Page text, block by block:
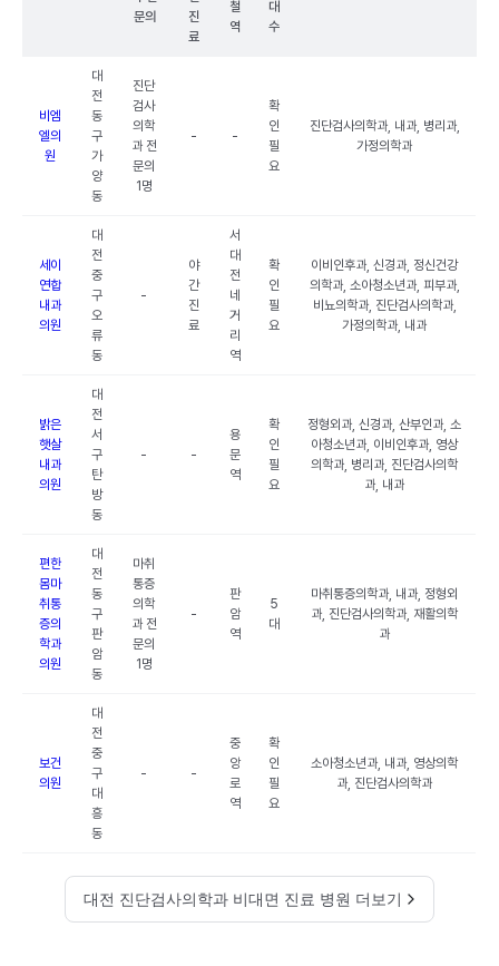
문의
진
료
철
역
대
수
비엠
엘의
원
대
전
동
구
가
양
동
진단
검사
의학
과 전
문의
1명
- -
확
인
필
요
진단검사의학과, 내과, 병리과,
가정의학과
세이
연합
내과
의원
대
전
중
구
오
류
동
-
야
간
진
료
서
대
전
네
거
리
역
확
인
필
요
이비인후과, 신경과, 정신건강
의학과, 소아청소년과, 피부과,
비뇨의학과, 진단검사의학과,
가정의학과, 내과
밝은
햇살
내과
의원
대
전
서
구
탄
방
동
- -
용
문
역
확
인
필
요
정형외과, 신경과, 산부인과, 소
아청소년과, 이비인후과, 영상
의학과, 병리과, 진단검사의학
과, 내과
편한
몸마
취통
증의
학과
의원
대
전
동
구
판
암
동
마취
통증
의학
과 전
문의
1명
-
판
암
역
5
대
마취통증의학과, 내과, 정형외
과, 진단검사의학과, 재활의학
과
보건
의원
대
전
중
구
대
흥
동
- -
중
앙
로
역
확
인
필
요
소아청소년과, 내과, 영상의학
과, 진단검사의학과
대전 진단검사의학과 비대면 진료 병원 더보기